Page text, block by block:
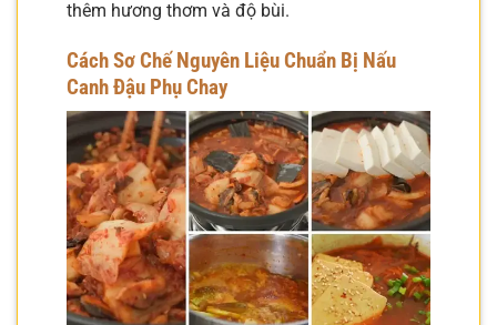
thêm hương thơm và độ bùi.
Cách Sơ Chế Nguyên Liệu Chuẩn Bị Nấu
Canh Đậu Phụ Chay